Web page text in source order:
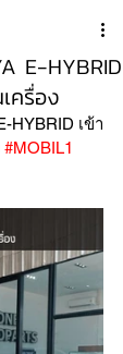
E-HYBRID
ครื่อง
HYBRID เข้า
#MOBIL1